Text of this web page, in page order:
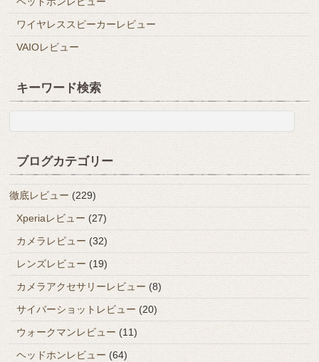
ワイヤレススピーカーレビュー
VAIOレビュー
キーワード検索
ブログカテゴリー
徹底レビュー (229)
Xperiaレビュー (27)
カメラレビュー (32)
レンズレビュー (19)
カメラアクセサリーレビュー (8)
サイバーショットレビュー (20)
ウォークマンレビュー (11)
ヘッドホンレビュー (64)